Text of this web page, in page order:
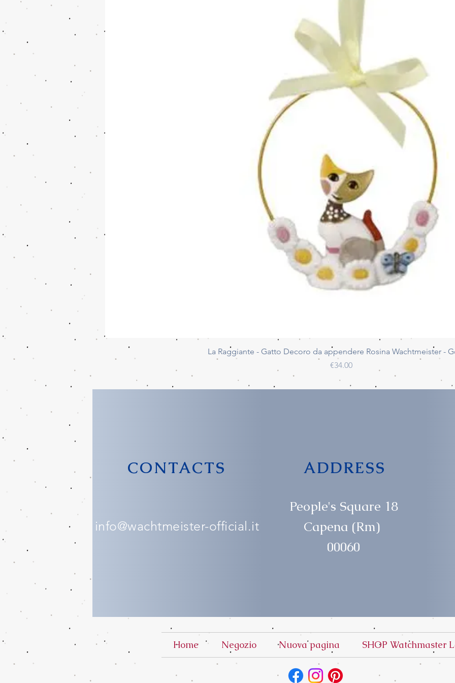
Quick View
La Raggiante - Gatto Decoro da appendere Rosina Wachtmeister -
Price
€34.00
CONTACTS
info@wachtmeister-official.it
ADDRESS
People's Square 18
Capena (Rm)
00060
Home Negozio Nuova pagina SHOP Watchmaster